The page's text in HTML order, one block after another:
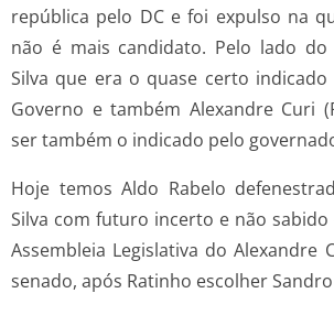
república pelo DC e foi expulso na
não é mais candidato. Pelo lado do
Silva que era o quase certo
Governo e também Alexandre Curi
ser também o indicado pelo
Hoje temos Aldo Rabelo
Silva com futuro incerto e não
Assembleia Legislativa do Alexandre
senado, após Ratinho escolher Sandro